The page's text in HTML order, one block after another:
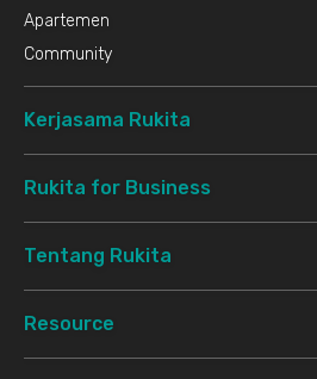
Apartemen
Community
Kerjasama Rukita
Rukita for Business
Tentang Rukita
Resource